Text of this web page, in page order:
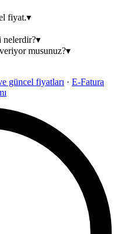
fiyat.▾
nelerdir?▾
musunuz?▾
güncel fiyatları · E-Fatura